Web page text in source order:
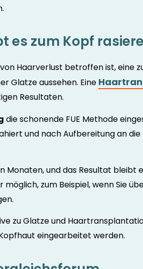
es zum Kopf
Haarverlust betroffen ist, eine
Glatze aussehen. Eine
Resultaten.
die schonende FUE Methode
und nach Aufbereitung an
Monaten, und das Resultat bleibt
zum Beispiel, wenn Sie
zu Glatze und
eingearbeitet werden.